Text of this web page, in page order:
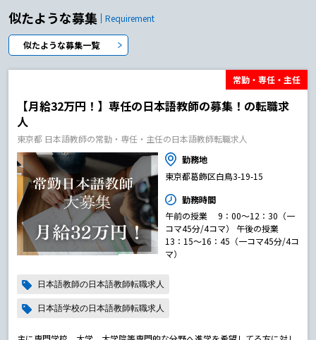
似たような募集 Requirement
似たような募集一覧
常勤・専任・主任
【月給32万円！】専任の日本語教師の募集！の転職求
人
東京都 日本語教師の常勤・専任・主任の日本語教師転職求人
勤務地
東京都葛飾区白鳥3-19-15
勤務時間
午前の授業 9：00～12：30（一
コマ45分/4コマ） 午後の授業
13：15～16：45（一コマ45分/4コ
マ）
日本語教師の日本語教師転職求人
日本語学校の日本語教師転職求人